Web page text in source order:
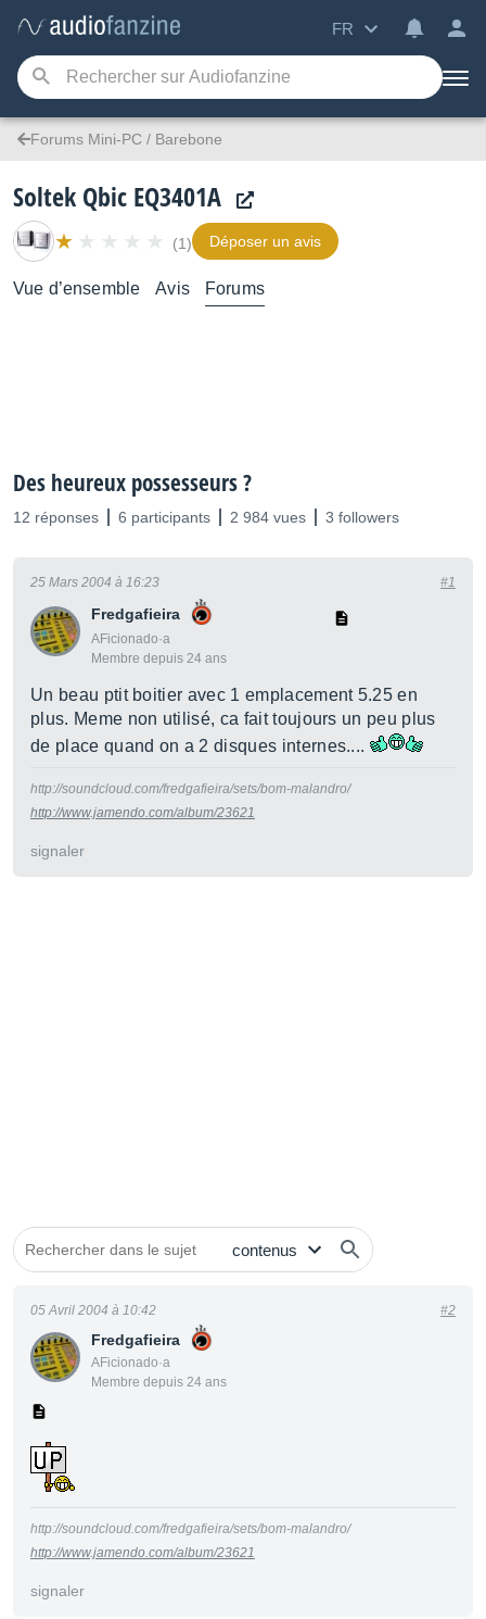
FR
Forums Mini-PC / Barebone
Soltek Qbic EQ3401A
(1) Déposer un avis
Vue d’ensemble Avis Forums
Des heureux possesseurs ?
12 réponses 6 participants 2 984 vues 3 followers
Fredgafieira
AFicionado·a
Membre depuis 24 ans
25 Mars 2004 à 16:23 #1
Un beau ptit boitier avec 1 emplacement 5.25 en
plus. Meme non utilisé, ca fait toujours un peu plus
de place quand on a 2 disques internes....
http://soundcloud.com/fredgafieira/sets/bom-malandro/
http://www.jamendo.com/album/23621
signaler
Fredgafieira
AFicionado·a
Membre depuis 24 ans
05 Avril 2004 à 10:42 #2
http://soundcloud.com/fredgafieira/sets/bom-malandro/
http://www.jamendo.com/album/23621
signaler